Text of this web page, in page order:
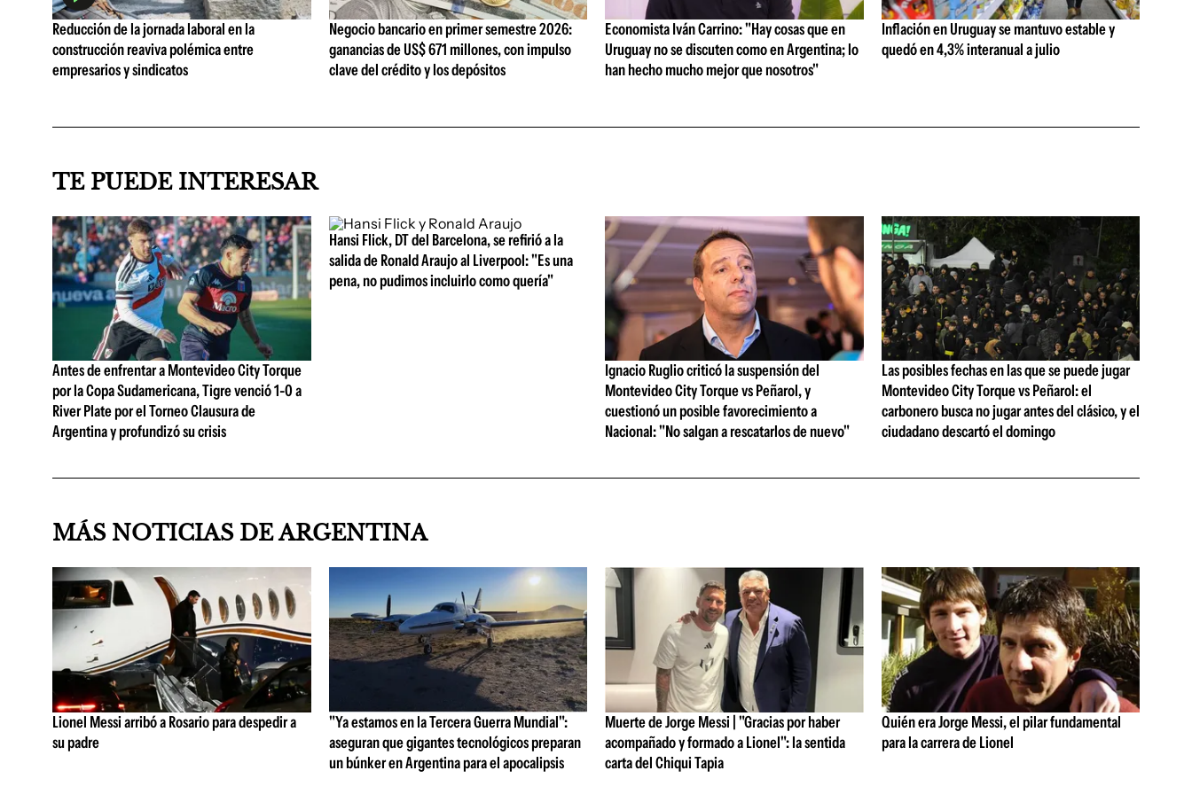
Reducción de la jornada laboral en la
construcción reaviva polémica entre
empresarios y sindicatos
Negocio bancario en primer semestre 2026:
ganancias de US$ 671 millones, con impulso
clave del crédito y los depósitos
Economista Iván Carrino: "Hay cosas que en
Uruguay no se discuten como en Argentina; lo
han hecho mucho mejor que nosotros"
Inflación en Uruguay se mantuvo estable y
quedó en 4,3% interanual a julio
TE PUEDE INTERESAR
Antes de enfrentar a Montevideo City Torque
por la Copa Sudamericana, Tigre venció 1-0 a
River Plate por el Torneo Clausura de
Argentina y profundizó su crisis
Hansi Flick, DT del Barcelona, se refirió a la
salida de Ronald Araujo al Liverpool: "Es una
pena, no pudimos incluirlo como quería"
Ignacio Ruglio criticó la suspensión del
Montevideo City Torque vs Peñarol, y
cuestionó un posible favorecimiento a
Nacional: "No salgan a rescatarlos de nuevo"
Las posibles fechas en las que se puede jugar
Montevideo City Torque vs Peñarol: el
carbonero busca no jugar antes del clásico, y el
ciudadano descartó el domingo
MÁS NOTICIAS DE ARGENTINA
Lionel Messi arribó a Rosario para despedir a
su padre
"Ya estamos en la Tercera Guerra Mundial":
aseguran que gigantes tecnológicos preparan
un búnker en Argentina para el apocalipsis
Muerte de Jorge Messi | "Gracias por haber
acompañado y formado a Lionel": la sentida
carta del Chiqui Tapia
Quién era Jorge Messi, el pilar fundamental
para la carrera de Lionel